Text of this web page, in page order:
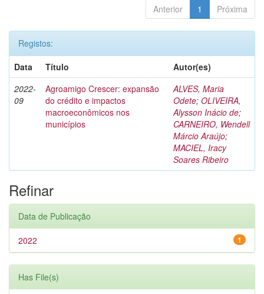
Anterior 1 Próxima
Registos:
Data
Título
Autor(es)
2022-
09
Agroamigo Crescer: expansão
do crédito e impactos
macroeconômicos nos
municípios
ALVES, Maria
Odete; OLIVEIRA,
Alysson Inácio de;
CARNEIRO, Wendell
Márcio Araújo;
MACIEL, Iracy
Soares Ribeiro
Refinar
Data de Publicação
1
2022
Has File(s)